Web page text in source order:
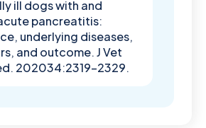
ill dogs with and
pancreatitis:
underlying diseases,
and outcome. J Vet
202034:2319–2329.